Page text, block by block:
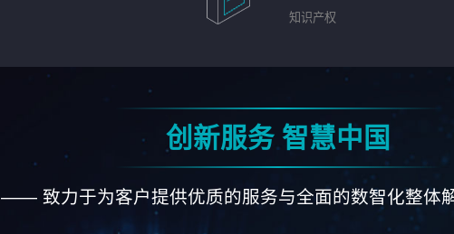
知识产权
创新服务 智慧中国
—— 致力于为客户提供优质的服务与全面的数智化整